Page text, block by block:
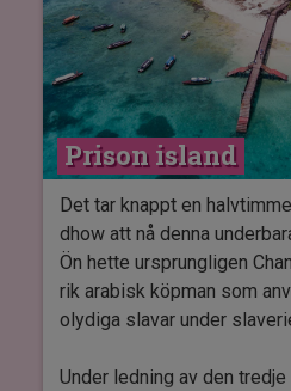
Prison island
Det tar knappt en
dhow att nå denna
Ön hette ursprungligen
rik arabisk köpman som
olydiga slavar under
Under ledning av den